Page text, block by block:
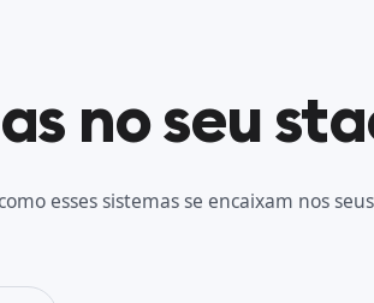
no seu
esses sistemas se encaixam nos